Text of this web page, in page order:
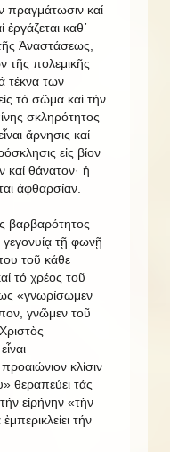
πραγμάτωσιν καί
καθ᾿
Ἁναστάσεως,
τῆς πολεμικῆς
τέκνα των
τό σῶμα καί τήν
σκληρότητος
ἄρνησις καί
εἰς βίον
καί θάνατον· ἡ
ἀφθαρσίαν.
βαρβαρότητος
τῇ φωνῇ
τοῦ κάθε
τό χρέος τοῦ
«γνωρίσωμεν
γνῶμεν τοῦ
κλίσιν
θεραπεύει τάς
εἰρήνην «τὴν
τήν